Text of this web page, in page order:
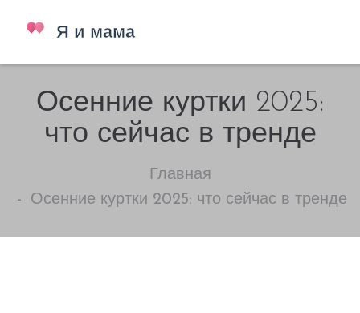
Осенние куртки 2025:
что сейчас в тренде
Главная
Осенние куртки 2025: что сейчас в тренде